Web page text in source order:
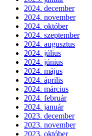
2024. december
2024. november
2024. október
2024. szeptember
2024. augusztus
2024. július
2024. június
2024. május
2024. április
2024. március
2024. február
2024. január
2023. december
2023. november
2023. október